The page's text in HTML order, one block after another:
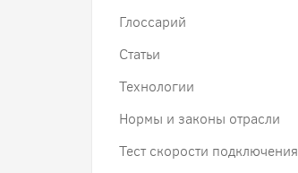
Глоссарий
Статьи
Технологии
Нормы и законы отрасли
Тест скорости подключения